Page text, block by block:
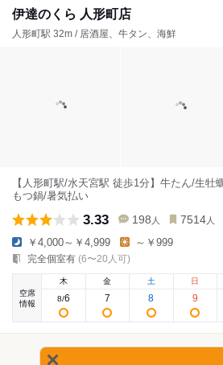
伊達のくら 人形町店
人形町駅 32m / 居酒屋、牛タン、海鮮
【人形町駅/水天宮駅 徒歩1分】牛たん/生
もつ鍋/暑気払い
3.33 198 人 7514 人
￥4,000～￥4,999 ～￥999
完全個室有 (6〜20人可)
空席
情報
木
8/6
金
7
土
8
日
9